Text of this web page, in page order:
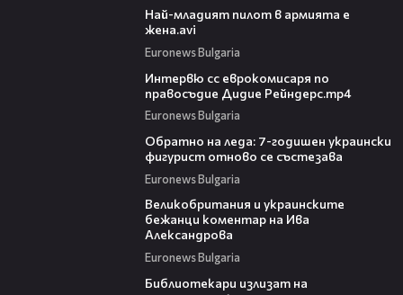
Най-младият пилот в армията е
жена.avi
Euronews Bulgaria
Интервю сс еврокомисаря по
правосъдие Дидие Рейндерс.mp4
Euronews Bulgaria
Обратно на леда: 7-годишен украински
фигурист отново се състезава
Euronews Bulgaria
Великобритания и украинските
бежанци коментар на Ива
Александрова
Euronews Bulgaria
Библиотекари излизат на